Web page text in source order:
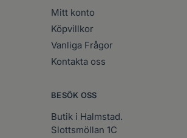
Mitt konto
Köpvillkor
Vanliga Frågor
Kontakta oss
BESÖK OSS
Butik i Halmstad.
Slottsmöllan 1C